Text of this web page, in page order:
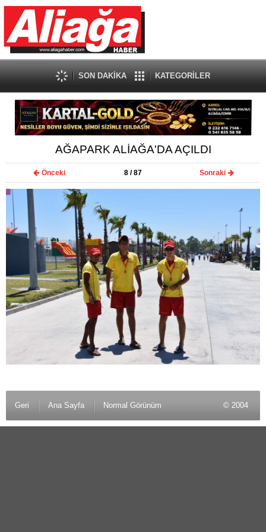
SON DAKİKA KATEGORİLER
AĞAPARK ALİAĞA'DA AÇILDI
Önceki 8/ 87 Sonraki
Geri Ana Sayfa Normal Görünüm © 2004